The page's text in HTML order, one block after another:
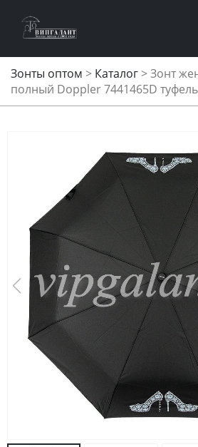
Зонты оптом > Каталог>Зонт
полный Doppler 7441465D